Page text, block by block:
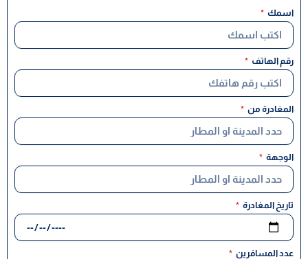
اسمك
رقم الهاتف
المغادرة من
الوجهة
تاريخ المغادرة
عدد المسافرين